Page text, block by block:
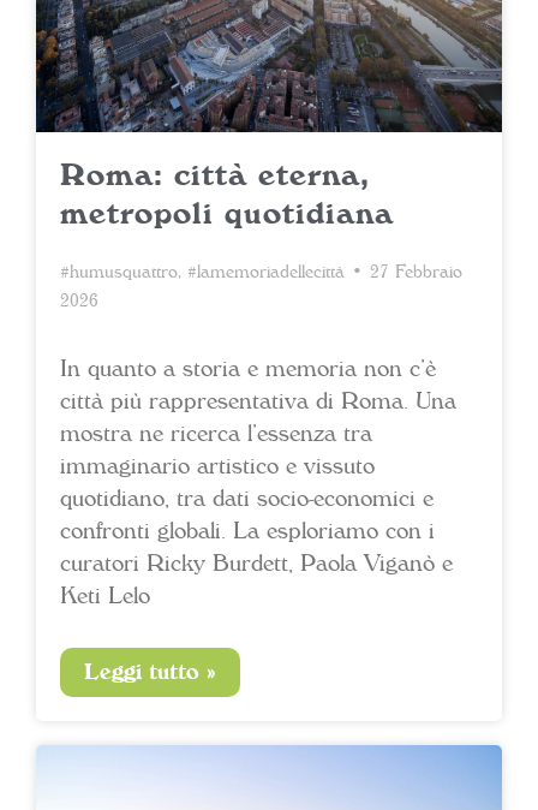
Roma: città eterna,
metropoli quotidiana
#humusquattro, #lamemoriadellecittà • 27 Febbraio
2026
In quanto a storia e memoria non c’è
città più rappresentativa di Roma. Una
mostra ne ricerca l’essenza tra
immaginario artistico e vissuto
quotidiano, tra dati socio-economici e
confronti globali. La esploriamo con i
curatori Ricky Burdett, Paola Viganò e
Keti Lelo
Leggi tutto »